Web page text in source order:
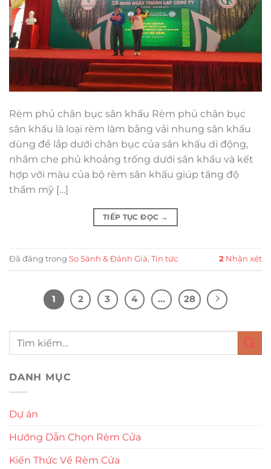
Rèm phủ chân bục sân khấu Rèm phủ chân bục
sân khấu là loại rèm làm bằng vải nhung sân khấu
dùng để lắp dưới chân bục của sân khấu di động,
nhầm che phủ khoảng trống dưới sân khấu và kết
hợp với màu của bộ rèm sân khấu giúp tăng độ
thẩm mỹ […]
TIẾP TỤC ĐỌC →
Đã đăng trong So Sánh & Đánh Giá, Tin tức 2 Nhận xét
1 2 3 4 … 28
DANH MỤC
Dự án
Hướng Dẫn Chọn Rèm Cửa
Kiến Thức Về Rèm Cửa